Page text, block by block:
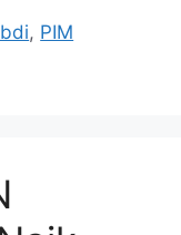
, PIM